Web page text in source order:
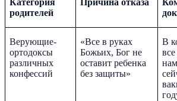
Категория
родителей
Причина отказа
Верующие-
ортодоксы
различных
конфессий
«Все в руках
Божьих, Бог не
оставит ребенка
без защиты»
В